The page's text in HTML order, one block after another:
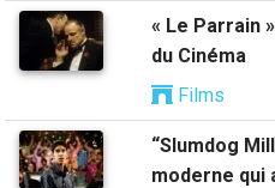
« Le Parrain
du Cinéma
Films
“Slumdog
moderne qui